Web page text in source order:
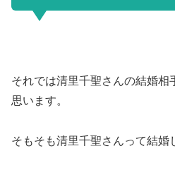
それでは清里千聖さんの結婚相
思います。
そもそも清里千聖さんって結婚